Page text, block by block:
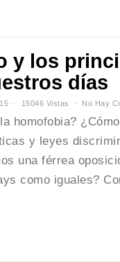
y los
días
15046 Vistas No Hay
homofobia?
y leyes
una férrea
como iguales?